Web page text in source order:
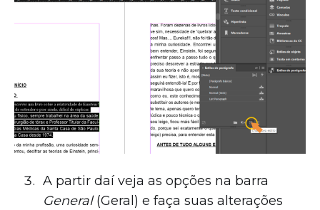
A partir daí veja as opções na barra
General(Geral) e faça suas alterações